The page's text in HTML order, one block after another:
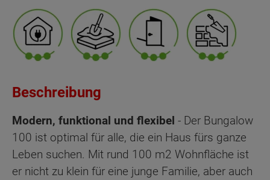
Beschreibung
Modern, funktional und flexibel - Der Bungalow
100 ist optimal für alle, die ein Haus fürs ganze
Leben suchen. Mit rund 100 m2 Wohnfläche ist
er nicht zu klein für eine junge Familie, aber auch